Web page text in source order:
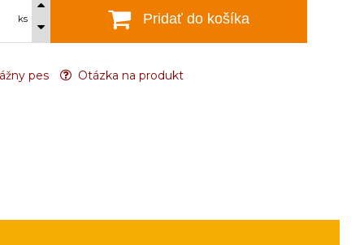
ks Pridať do košíka
pes Otázka na produkt